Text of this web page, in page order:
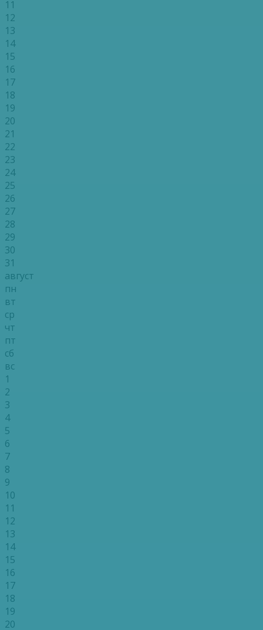
11
12
13
14
15
16
17
18
19
20
21
22
23
24
25
26
27
28
29
30
31
август
пн
вт
ср
чт
пт
сб
вс
1
2
3
4
5
6
7
8
9
10
11
12
13
14
15
16
17
18
19
20